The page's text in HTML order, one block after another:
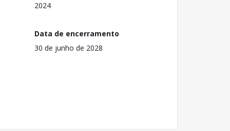
2024
Data de encerramento
30 de junho de 2028